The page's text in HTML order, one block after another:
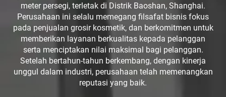
meter persegi, terletak di Distrik Baoshan, Shanghai.
Perusahaan ini selalu memegang filsafat bisnis fokus
pada penjualan grosir kosmetik, dan berkomitmen untuk
memberikan layanan berkualitas kepada pelanggan
serta menciptakan nilai maksimal bagi pelanggan.
Setelah bertahun-tahun berkembang, dengan kinerja
unggul dalam industri, perusahaan telah memenangkan
reputasi yang baik.